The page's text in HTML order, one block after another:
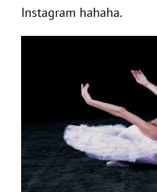
Instagram hahaha.